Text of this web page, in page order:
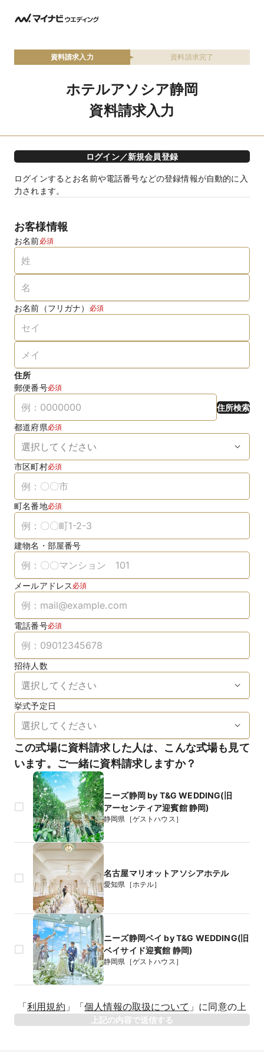
資料請求入力 資料請求完了
ホテルアソシア静岡
資料請求入力
ログイン／新規会員登録
ログインするとお名前や電話番号などの登録情報が自動的に入
力されます。
お客様情報
お名前必須
お名前（フリガナ） 必須
住所
郵便番号必須
住所検索
都道府県必須
市区町村必須
町名番地必須
建物名・部屋番号
メールアドレス 必須
電話番号必須
招待人数
挙式予定日
この式場に資料請求した人は、こんな式場も見て
います。ご一緒に資料請求しますか？
ニーズ静岡 by T&G WEDDING(旧
アーセンティア迎賓館 静岡)
静岡県［ゲストハウス］
名古屋マリオットアソシアホテル
愛知県［ホテル］
ニーズ静岡ベイ by T&G WEDDING(旧
ベイサイド迎賓館 静岡)
静岡県［ゲストハウス］
年
「利用規約 」 「個人情報の取扱について 」 に同意の上
上記の内容で送信する